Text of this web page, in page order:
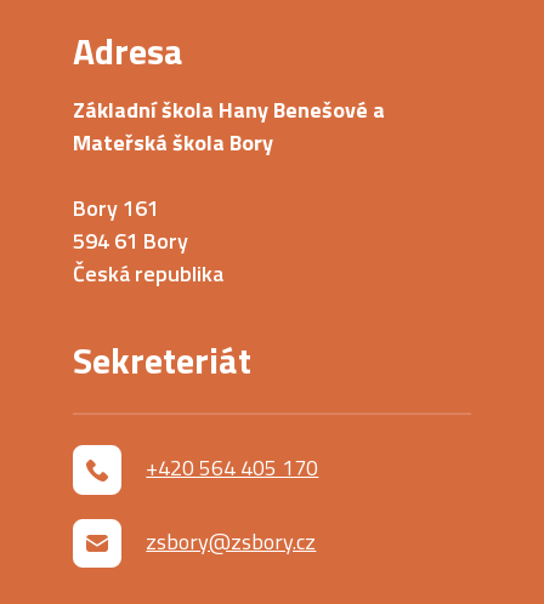
Adresa
Základní škola Hany Benešové a
Mateřská škola Bory
Bory 161
594 61 Bory
Česká republika
Sekreteriát
+420 564 405 170
zsbory@zsbory.cz